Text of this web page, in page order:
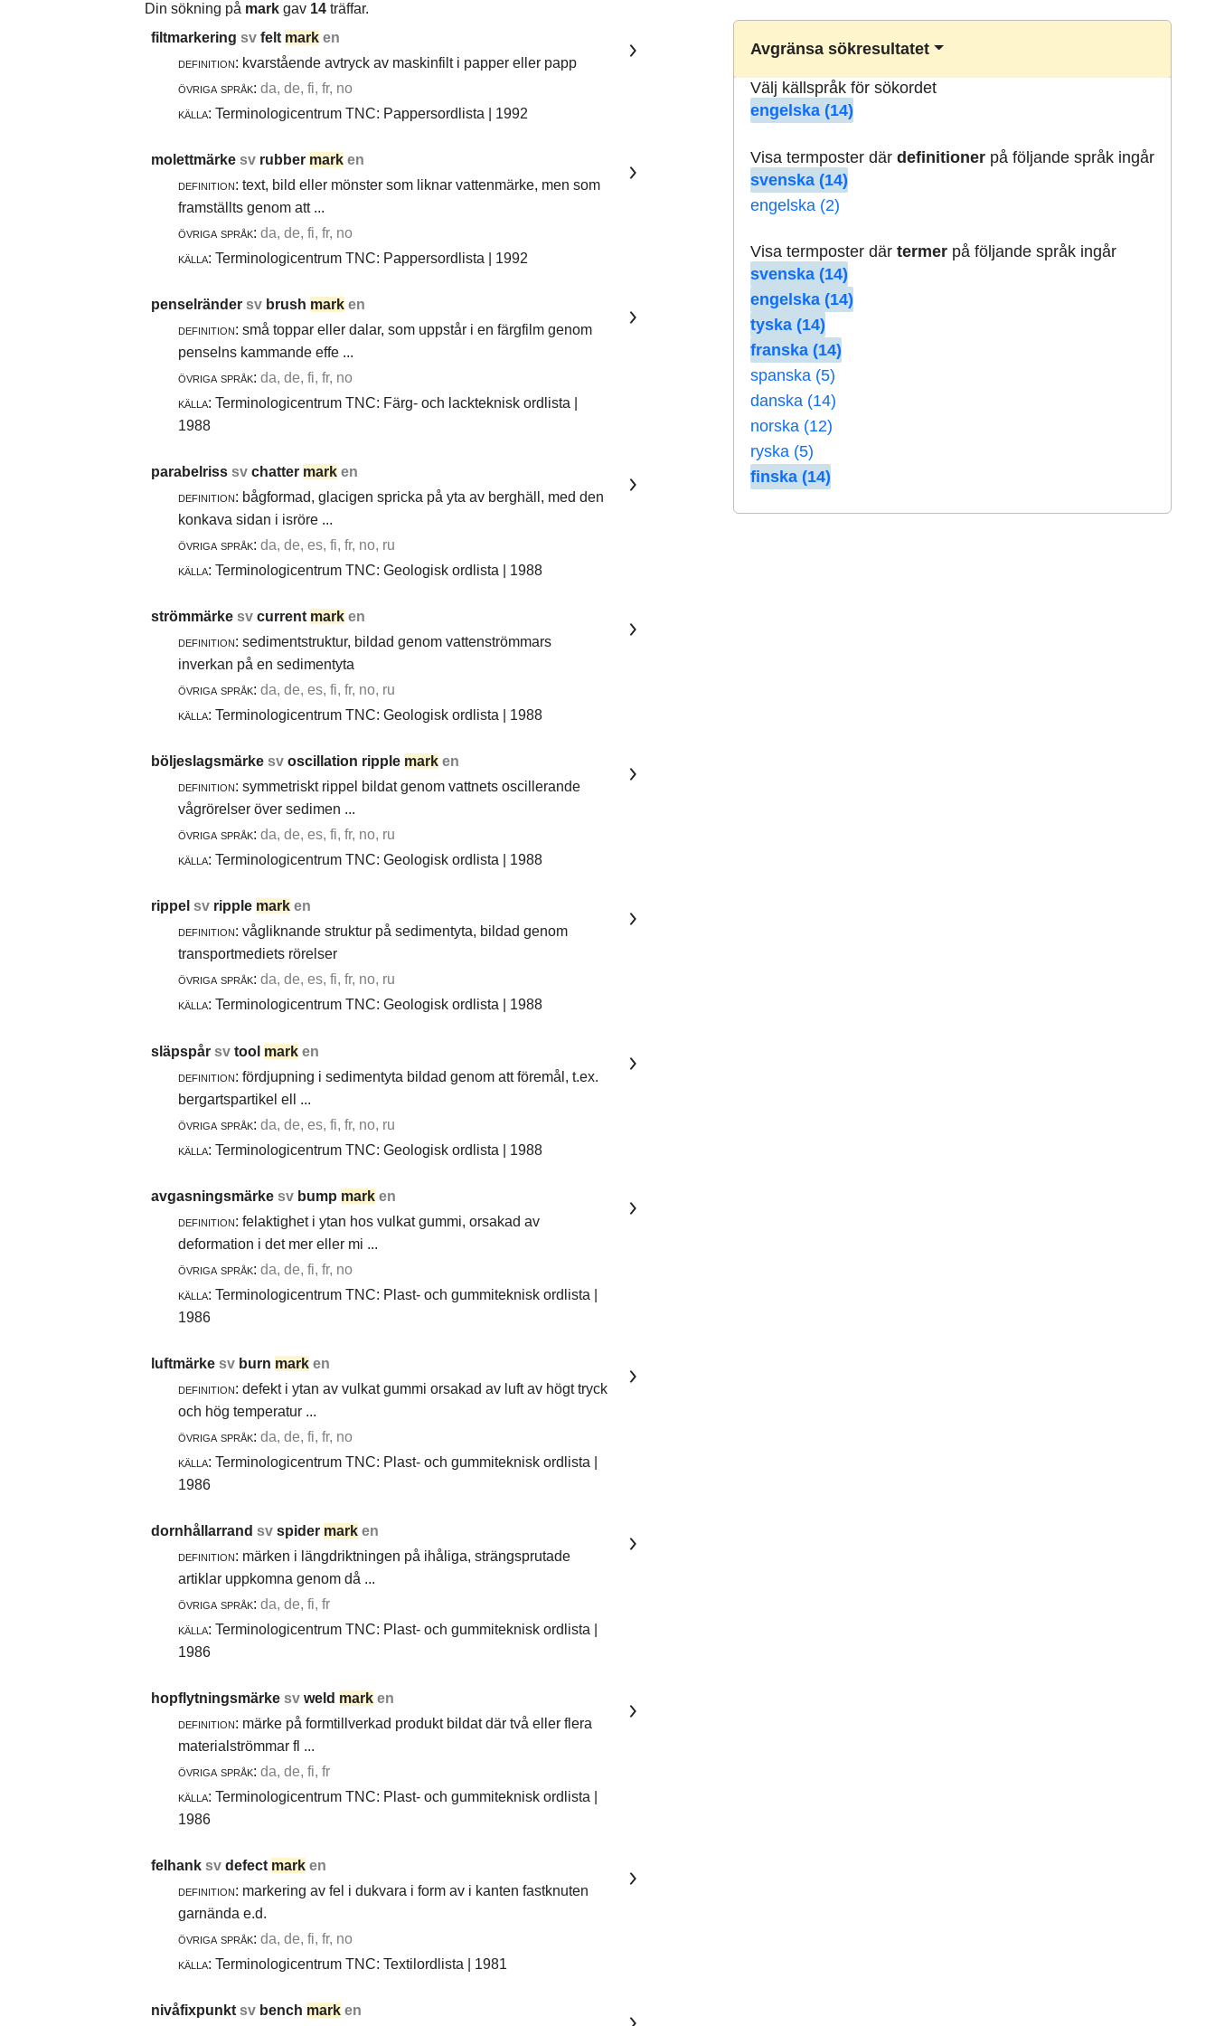
Din sökning på mark gav 14 träffar.
Avgränsa sökresultatet
Välj källspråk för sökordet
engelska (14)
Visa termposter därdefinitioner på följande språk ingår
svenska (14)
engelska (2)
Visa termposter därtermer på följande språk ingår
svenska (14)
engelska (14)
tyska (14)
franska (14)
spanska (5)
danska (14)
norska (12)
ryska (5)
finska (14)
filtmarkering sv felt mark en
definition: kvarstående avtryck av maskinfilt i papper eller papp
övriga språk: da, de, fi, fr, no
källa: Terminologicentrum TNC: Pappersordlista | 1992
molettmärke sv rubber mark en
definition: text, bild eller mönster som liknar vattenmärke, men som
framställts genom att ...
övriga språk: da, de, fi, fr, no
källa: Terminologicentrum TNC: Pappersordlista | 1992
penselränder sv brush mark en
definition: små toppar eller dalar, som uppstår i en färgfilm genom
penselns kammande effe ...
övriga språk: da, de, fi, fr, no
källa: Terminologicentrum TNC: Färg- och lackteknisk ordlista |
1988
parabelriss sv chatter mark en
definition: bågformad, glacigen spricka på yta av berghäll, med den
konkava sidan i isröre ...
övriga språk: da, de, es, fi, fr, no, ru
källa: Terminologicentrum TNC: Geologisk ordlista | 1988
strömmärke sv current mark en
definition: sedimentstruktur, bildad genom vattenströmmars
inverkan på en sedimentyta
övriga språk: da, de, es, fi, fr, no, ru
källa: Terminologicentrum TNC: Geologisk ordlista | 1988
böljeslagsmärke sv oscillation ripple mark en
definition: symmetriskt rippel bildat genom vattnets oscillerande
vågrörelser över sedimen ...
övriga språk: da, de, es, fi, fr, no, ru
källa: Terminologicentrum TNC: Geologisk ordlista | 1988
rippel sv ripple mark en
definition: vågliknande struktur på sedimentyta, bildad genom
transportmediets rörelser
övriga språk: da, de, es, fi, fr, no, ru
källa: Terminologicentrum TNC: Geologisk ordlista | 1988
släpspår sv tool mark en
definition: fördjupning i sedimentyta bildad genom att föremål, t.ex.
bergartspartikel ell ...
övriga språk: da, de, es, fi, fr, no, ru
källa: Terminologicentrum TNC: Geologisk ordlista | 1988
avgasningsmärke sv bump mark en
definition: felaktighet i ytan hos vulkat gummi, orsakad av
deformation i det mer eller mi ...
övriga språk: da, de, fi, fr, no
källa: Terminologicentrum TNC: Plast- och gummiteknisk ordlista |
1986
luftmärke sv burn mark en
definition: defekt i ytan av vulkat gummi orsakad av luft av högt tryck
och hög temperatur ...
övriga språk: da, de, fi, fr, no
källa: Terminologicentrum TNC: Plast- och gummiteknisk ordlista |
1986
dornhållarrand sv spider mark en
definition: märken i längdriktningen på ihåliga, strängsprutade
artiklar uppkomna genom då ...
övriga språk: da, de, fi, fr
källa: Terminologicentrum TNC: Plast- och gummiteknisk ordlista |
1986
hopflytningsmärke sv weld mark en
definition: märke på formtillverkad produkt bildat där två eller flera
materialströmmar fl ...
övriga språk: da, de, fi, fr
källa: Terminologicentrum TNC: Plast- och gummiteknisk ordlista |
1986
felhank sv defect mark en
definition: markering av fel i dukvara i form av i kanten fastknuten
garnända e.d.
övriga språk: da, de, fi, fr, no
källa: Terminologicentrum TNC: Textilordlista | 1981
nivåfixpunkt sv bench mark en